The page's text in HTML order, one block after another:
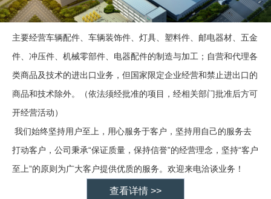
主要经营车辆配件、车辆装饰件、灯具、塑料件、邮电器材、五金
件、冲压件、机械零部件、电器配件的制造与加工；自营和代理各
类商品及技术的进出口业务，但国家限定企业经营和禁止进出口的
商品和技术除外。（依法须经批准的项目，经相关部门批准后方可
开经营活动）
我们始终坚持用户至上，用心服务于客户，坚持用自己的服务去
打动客户，公司秉承“保证质量，保持信誉”的经营理念，坚持“客户
至上”的原则为广大客户提供优质的服务。欢迎来电洽谈业务！
查看详情 >>